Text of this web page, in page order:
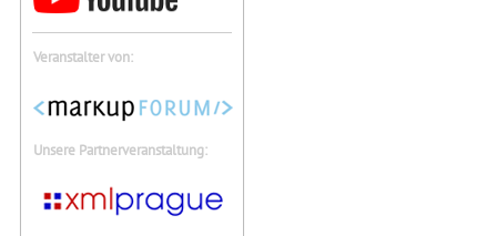
Veranstalter von:
Unsere Partnerveranstaltung: